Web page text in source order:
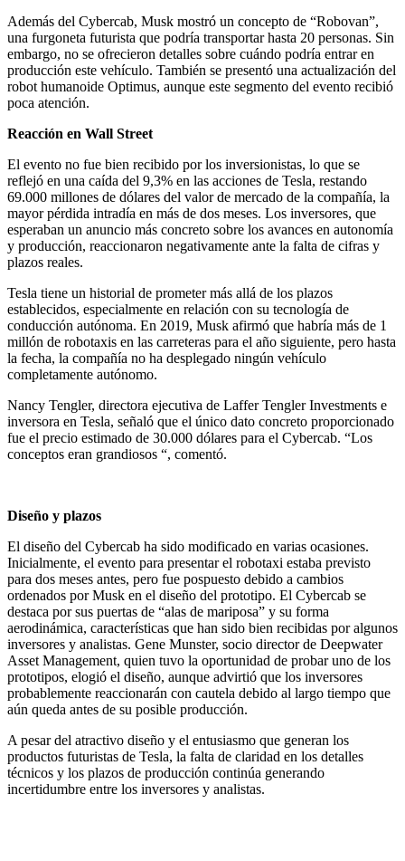
Además del Cybercab, Musk mostró un concepto de “Robovan”,
una furgoneta futurista que podría transportar hasta 20 personas. Sin
embargo, no se ofrecieron detalles sobre cuándo podría entrar en
producción este vehículo. También se presentó una actualización del
robot humanoide Optimus, aunque este segmento del evento recibió
poca atención.
Reacción en Wall Street
El evento no fue bien recibido por los inversionistas, lo que se
reflejó en una caída del 9,3% en las acciones de Tesla, restando
69.000 millones de dólares del valor de mercado de la compañía, la
mayor pérdida intradía en más de dos meses. Los inversores, que
esperaban un anuncio más concreto sobre los avances en autonomía
y producción, reaccionaron negativamente ante la falta de cifras y
plazos reales.
Tesla tiene un historial de prometer más allá de los plazos
establecidos, especialmente en relación con su tecnología de
conducción autónoma. En 2019, Musk afirmó que habría más de 1
millón de robotaxis en las carreteras para el año siguiente, pero hasta
la fecha, la compañía no ha desplegado ningún vehículo
completamente autónomo.
Nancy Tengler, directora ejecutiva de Laffer Tengler Investments e
inversora en Tesla, señaló que el único dato concreto proporcionado
fue el precio estimado de 30.000 dólares para el Cybercab. “Los
conceptos eran grandiosos “, comentó.
Diseño y plazos
El diseño del Cybercab ha sido modificado en varias ocasiones.
Inicialmente, el evento para presentar el robotaxi estaba previsto
para dos meses antes, pero fue pospuesto debido a cambios
ordenados por Musk en el diseño del prototipo. El Cybercab se
destaca por sus puertas de “alas de mariposa” y su forma
aerodinámica, características que han sido bien recibidas por algunos
inversores y analistas. Gene Munster, socio director de Deepwater
Asset Management, quien tuvo la oportunidad de probar uno de los
prototipos, elogió el diseño, aunque advirtió que los inversores
probablemente reaccionarán con cautela debido al largo tiempo que
aún queda antes de su posible producción.
A pesar del atractivo diseño y el entusiasmo que generan los
productos futuristas de Tesla, la falta de claridad en los detalles
técnicos y los plazos de producción continúa generando
incertidumbre entre los inversores y analistas.